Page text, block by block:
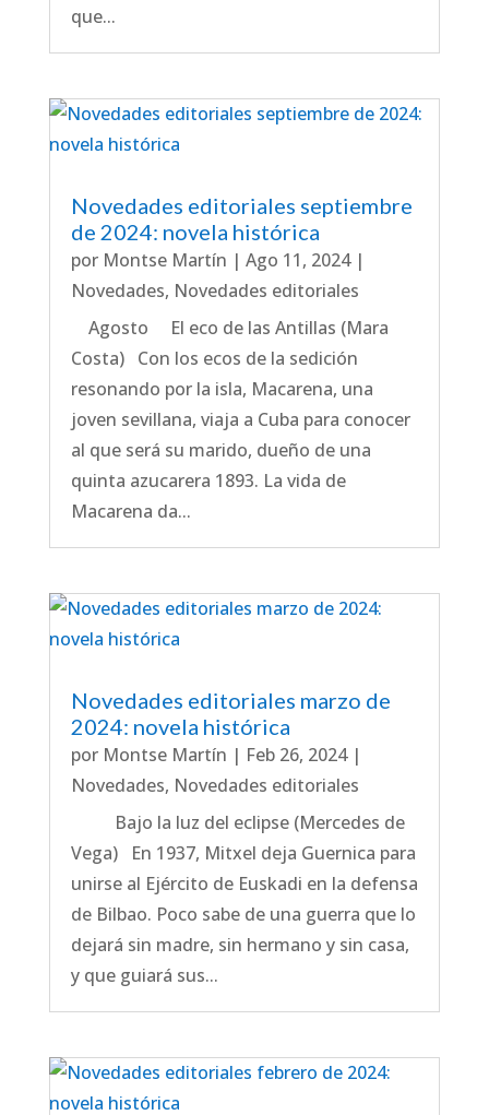
que...
Novedades editoriales septiembre
de 2024: novela histórica
por Montse Martín | Ago 11, 2024|
Novedades, Novedades editoriales
Agosto El eco de las Antillas (Mara
Costa) Con los ecos de la sedición
resonando por la isla, Macarena, una
joven sevillana, viaja a Cuba para conocer
al que será su marido, dueño de una
quinta azucarera 1893. La vida de
Macarena da...
Novedades editoriales marzo de
2024: novela histórica
por Montse Martín | Feb 26, 2024|
Novedades, Novedades editoriales
Bajo la luz del eclipse (Mercedes de
Vega) En 1937, Mitxel deja Guernica para
unirse al Ejército de Euskadi en la defensa
de Bilbao. Poco sabe de una guerra que lo
dejará sin madre, sin hermano y sin casa,
y que guiará sus...